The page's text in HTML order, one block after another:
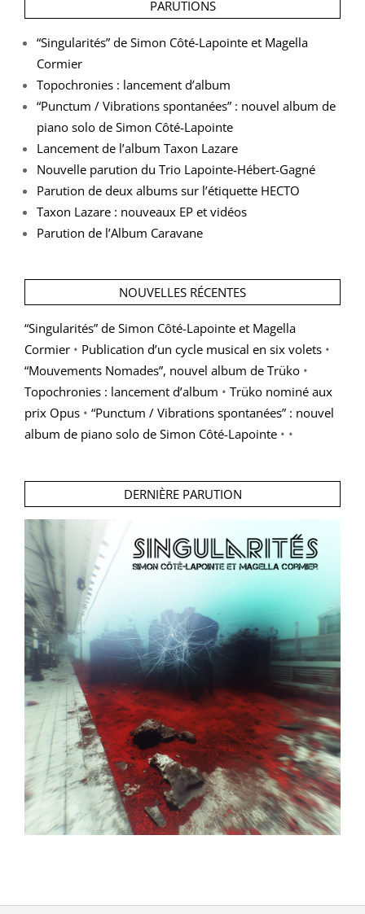
PARUTIONS
“Singularités” de Simon Côté-Lapointe et Magella
Cormier
Topochronies : lancement d’album
“Punctum / Vibrations spontanées” : nouvel album de
piano solo de Simon Côté-Lapointe
Lancement de l’album Taxon Lazare
Nouvelle parution du Trio Lapointe-Hébert-Gagné
Parution de deux albums sur l’étiquette HECTO
Taxon Lazare : nouveaux EP et vidéos
Parution de l’Album Caravane
NOUVELLES RÉCENTES
“Singularités” de Simon Côté-Lapointe et Magella
Cormier • Publication d’un cycle musical en six volets •
“Mouvements Nomades”, nouvel album de Trüko •
Topochronies : lancement d’album • Trüko nominé aux
prix Opus • “Punctum / Vibrations spontanées” : nouvel
album de piano solo de Simon Côté-Lapointe • •
DERNIÈRE PARUTION